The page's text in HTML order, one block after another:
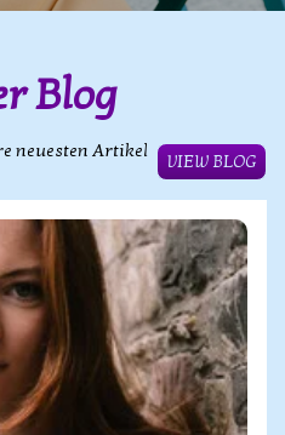
Blog
neuesten Artikel
VIEW BLOG